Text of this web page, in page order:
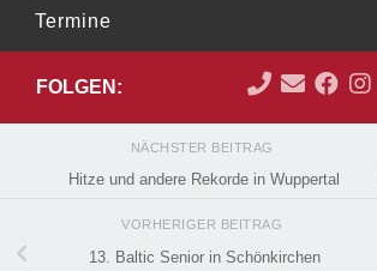
Termine
FOLGEN:
NÄCHSTER BEITRAG
Hitze und andere Rekorde in Wuppertal
VORHERIGER BEITRAG
13. Baltic Senior in Schönkirchen